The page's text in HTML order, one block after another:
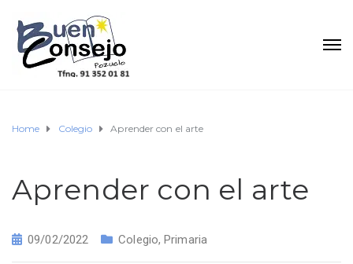
Home Colegio Aprender con el arte
Aprender con el arte
09/02/2022 Colegio,Primaria